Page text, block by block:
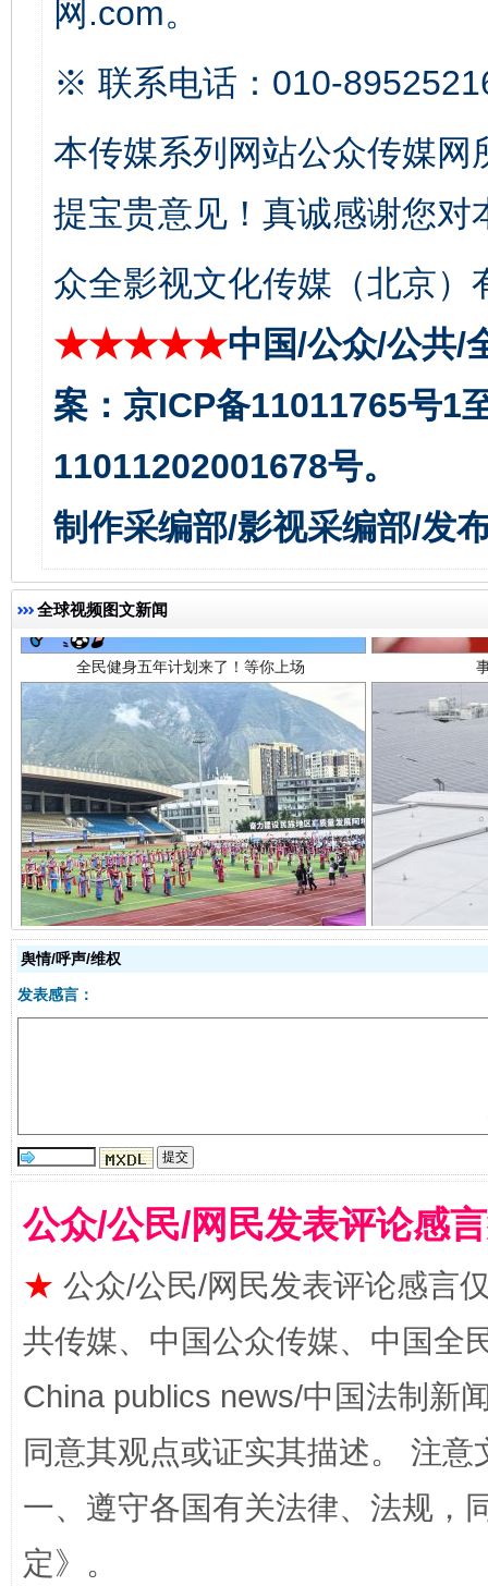
网.com。
※ 联系电话：010-
本传媒系列网站公众传媒
提宝贵意见！真诚感谢您
众全影视文化传媒（北京）
★★★★★中国/公众/公共/
案：京ICP备11011765号1
11011202001678号。
制作采编部/影视采编部/发
全球视频图文新闻
全民健身五年计划来了！等你上场
阿坝州三大球赛在茂县开幕 规模
扯下公款旅游的“隐身衣” 如何以
舆情/呼声/维权
发表感言：
公众/公民/网民发表评论感
★ 公众/公民/网民发表评论感言
共传媒、中国公众传媒、中国全
China publics news/中国法制新
同意其观点或证实其描述。 注
一、遵守各国有关法律、法规，
定》。